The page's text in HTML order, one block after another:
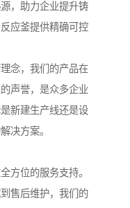
，助力企业提升铸
应釜提供精确可控
念，我们的产品在
声誉，是众多企业
新建生产线还是设
决方案。
方位的服务支持。
售后维护，我们的